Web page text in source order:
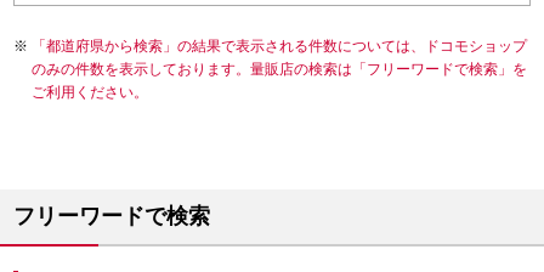
「都道府県から検索」の結果で表示される件数については、ドコモショップ
のみの件数を表示しております。量販店の検索は「フリーワードで検索」を
ご利用ください。
フリーワードで検索